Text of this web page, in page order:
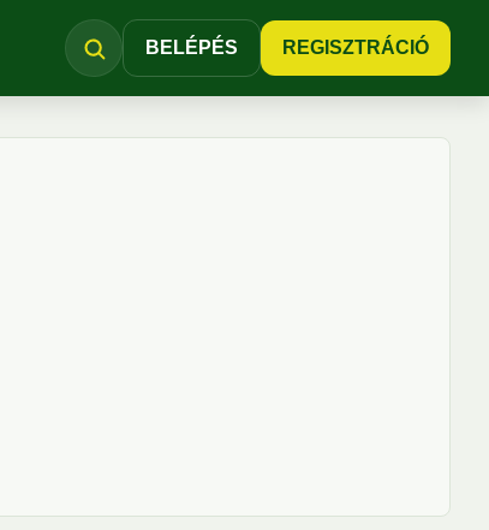
BELÉPÉS REGISZTRÁCIÓ